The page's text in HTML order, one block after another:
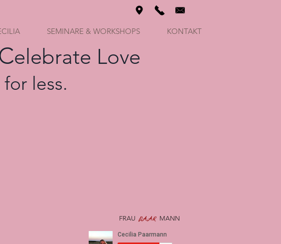
SEMINARE & WORKSHOPS KONTAKT
elebrate Love
less.
FRAU PAAR MANN